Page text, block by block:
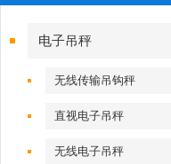
电子吊秤
无线传输吊钩秤
直视电子吊秤
无线电子吊秤